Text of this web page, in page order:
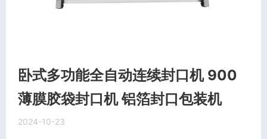
卧式多功能全自动连续封口机 900
薄膜胶袋封口机 铝箔封口包装机
2024-10-23